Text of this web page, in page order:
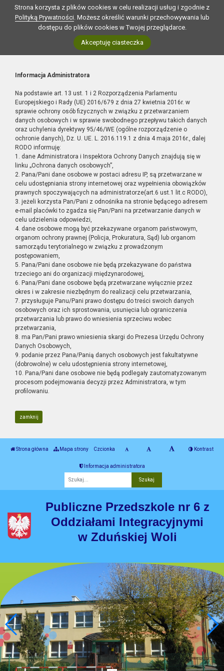
Strona korzysta z plików cookies w celu realizacji usług i zgodnie z
Polityką Prywatności. Możesz określić warunki przechowywania lub
dostępu do plików cookies w Twojej przeglądarce.
Akceptuję ciasteczka
Informacja Administratora
Na podstawie art. 13 ust. 1 i 2 Rozporządzenia Parlamentu
Europejskiego i Rady (UE) 2016/679 z dnia 27 kwietnia 2016r. w
sprawie ochrony osób fizycznych w związku z przetwarzaniem
danych osobowych i w sprawie swobodnego przepływu takich danych
oraz uchylenia dyrektywy 95/46/WE (ogólne rozporządzenie o
ochronie danych), Dz. U. UE. L. 2016.119.1 z dnia 4 maja 2016r., dalej
RODO informuję:
1. dane Administratora i Inspektora Ochrony Danych znajdują się w
linku „Ochrona danych osobowych”,
2. Pana/Pani dane osobowe w postaci adresu IP, są przetwarzane w
celu udostępniania strony internetowej oraz wypełnienia obowiązków
prawnych spoczywających na administratorze(art.6 ust.1 lit.c RODO),
3. jeżeli korzysta Pan/Pani z odnośnika na stronie będącego adresem
e-mail placówki to zgadza się Pan/Pani na przetwarzanie danych w
celu udzielenia odpowiedzi,
4. dane osobowe mogą być przekazywane organom państwowym,
organom ochrony prawnej (Policja, Prokuratura, Sąd) lub organom
samorządu terytorialnego w związku z prowadzonym
postępowaniem,
5. Pana/Pani dane osobowe nie będą przekazywane do państwa
trzeciego ani do organizacji międzynarodowej,
6. Pana/Pani dane osobowe będą przetwarzane wyłącznie przez
okres i w zakresie niezbędnym do realizacji celu przetwarzania,
7. przysługuje Panu/Pani prawo dostępu do treści swoich danych
osobowych oraz ich sprostowania, usunięcia lub ograniczenia
przetwarzania lub prawo do wniesienia sprzeciwu wobec
przetwarzania,
8. ma Pan/Pani prawo wniesienia skargi do Prezesa Urzędu Ochrony
Danych Osobowych,
9. podanie przez Pana/Panią danych osobowych jest fakultatywne
(dobrowolne) w celu udostępnienia strony internetowej,
10. Pana/Pani dane osobowe nie będą podlegały zautomatyzowanym
procesom podejmowania decyzji przez Administratora, w tym
profilowaniu.
zamknij
Strona główna Mapa strony Czcionka Kontrast
Informacja administratora
Publiczne Przedszkole nr 6 z
Oddziałami Integracyjnymi
w Zduńskiej Woli